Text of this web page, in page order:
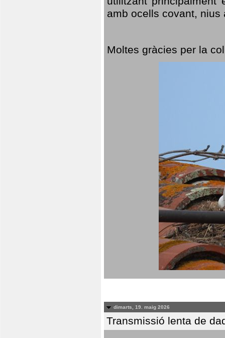
amb ocells covant,
Moltes gràcies per la
dimarts, 19. maig 2026
Transmissió lenta de